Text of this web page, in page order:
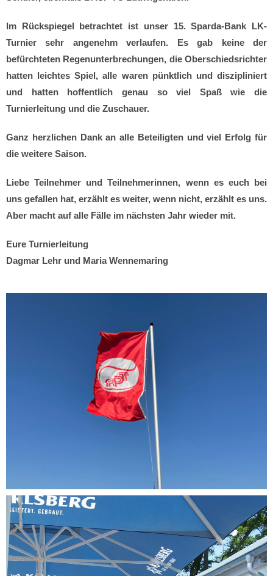
Im Rückspiegel betrachtet ist unser 15. Sparda-Bank LK-
Turnier sehr angenehm verlaufen. Es gab keine der
befürchteten Regenunterbrechungen, die Oberschiedsrichter
hatten leichtes Spiel, alle waren pünktlich und diszipliniert
und hatten hoffentlich genau so viel Spaß wie die
Turnierleitung und die Zuschauer.
Ganz herzlichen Dank an alle Beteiligten und viel Erfolg für
die weitere Saison.
Liebe Teilnehmer und Teilnehmerinnen, wenn es euch bei
uns gefallen hat, erzählt es weiter, wenn nicht, erzählt es uns.
Aber macht auf alle Fälle im nächsten Jahr wieder mit.
Eure Turnierleitung
Dagmar Lehr und Maria Wennemaring